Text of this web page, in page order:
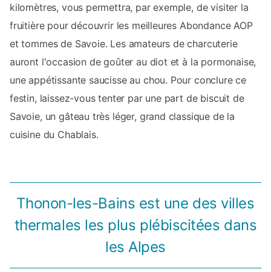
kilomètres, vous permettra, par exemple, de visiter la
fruitière pour découvrir les meilleures Abondance AOP
et tommes de Savoie. Les amateurs de charcuterie
auront l'occasion de goûter au diot et à la pormonaise,
une appétissante saucisse au chou. Pour conclure ce
festin, laissez-vous tenter par une part de biscuit de
Savoie, un gâteau très léger, grand classique de la
cuisine du Chablais.
Thonon-les-Bains est une des villes
thermales les plus plébiscitées dans
les Alpes